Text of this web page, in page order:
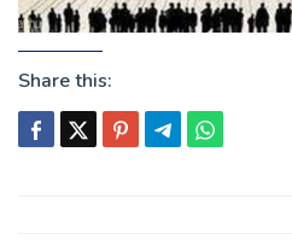
Share this: